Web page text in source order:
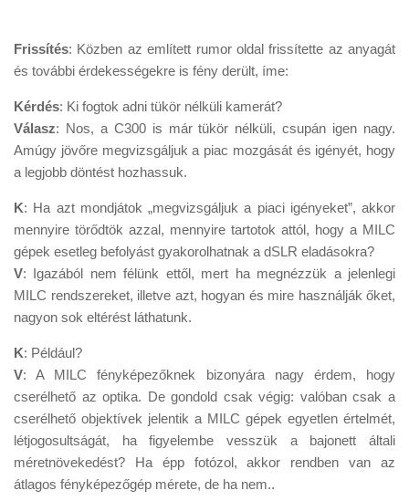
Frissítés: Közben az említett rumor oldal frissítette az anyagát
és további érdekességekre is fény derült, íme:
Kérdés: Ki fogtok adni tükör nélküli kamerát?
Válasz: Nos, a C300 is már tükör nélküli, csupán igen nagy.
Amúgy jövőre megvizsgáljuk a piac mozgását és igényét, hogy
a legjobb döntést hozhassuk.
K: Ha azt mondjátok „megvizsgáljuk a piaci igényeket”, akkor
mennyire törődtök azzal, mennyire tartotok attól, hogy a MILC
gépek esetleg befolyást gyakorolhatnak a dSLR eladásokra?
V: Igazából nem félünk ettől, mert ha megnézzük a jelenlegi
MILC rendszereket, illetve azt, hogyan és mire használják őket,
nagyon sok eltérést láthatunk.
K: Például?
V: A MILC fényképezőknek bizonyára nagy érdem, hogy
cserélhető az optika. De gondold csak végig: valóban csak a
cserélhető objektívek jelentik a MILC gépek egyetlen értelmét,
létjogosultságát, ha figyelembe vesszük a bajonett általi
méretnövekedést? Ha épp fotózol, akkor rendben van az
átlagos fényképezőgép mérete, de ha nem..